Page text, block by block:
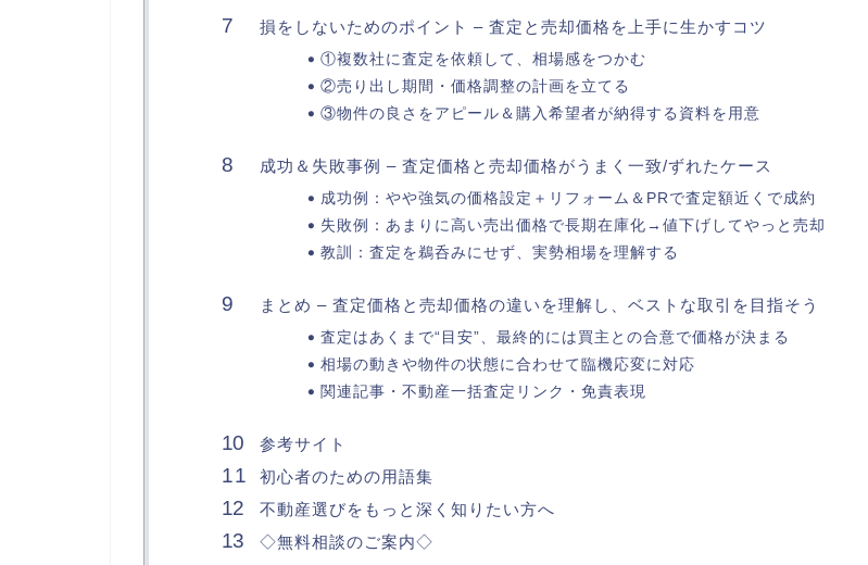
損をしないためのポイント – 査定と売却価格を上手に生かすコツ
①複数社に査定を依頼して、相場感をつかむ
②売り出し期間・価格調整の計画を立てる
③物件の良さをアピール＆購入希望者が納得する資料を用意
成功＆失敗事例 – 査定価格と売却価格がうまく一致/ずれたケース
成功例：やや強気の価格設定＋リフォーム＆PRで査定額近くで成約
失敗例：あまりに高い売出価格で長期在庫化→値下げしてやっと売却
教訓：査定を鵜呑みにせず、実勢相場を理解する
まとめ – 査定価格と売却価格の違いを理解し、ベストな取引を目指そう
査定はあくまで“目安”、最終的には買主との合意で価格が決まる
相場の動きや物件の状態に合わせて臨機応変に対応
関連記事・不動産一括査定リンク・免責表現
参考サイト
初心者のための用語集
不動産選びをもっと深く知りたい方へ
◇無料相談のご案内◇